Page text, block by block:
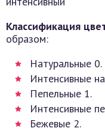
Классификация
образом:
Натуральные 0.
Интенсивные
Пепельные 1.
Интенсивные
Бежевые 2.